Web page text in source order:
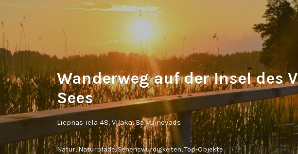
Wanderweg auf der Insel des
Sees
Liepnas iela 48, Viļaka, Balvu novads
Natur,Naturpfade,Sehenswürdigkeiten,Top-Objekte